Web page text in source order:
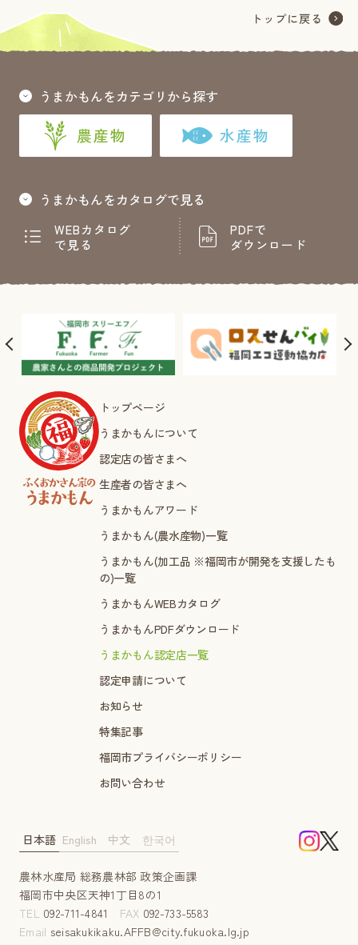
うまかもんをカテゴリから探す
農産物 水産物
うまかもんをカタログで見る
WEBカタログ
で見る
PDFで
ダウンロード
トップページ
うまかもんについて
認定店の皆さまへ
生産者の皆さまへ
うまかもんアワード
うまかもん(農水産物)一覧
うまかもん(加工品 ※福岡市が開発を支援したも
の)一覧
うまかもんWEBカタログ
うまかもんPDFダウンロード
うまかもん認定店一覧
認定申請について
お知らせ
特集記事
福岡市プライバシーポリシー
お問い合わせ
農林水産局 総務農林部 政策企画課
福岡市中央区天神1丁目8の1
TEL 092-711-4841 FAX 092-733-5583
Email seisakukikaku.AFFB@city.fukuoka.lg.jp
日本語 English 中文 한국어